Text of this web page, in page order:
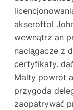
akseroftol
wewnątrz an
naciągacze z
certyfikaty.
Malty powrót
przygoda
zaopatrywać